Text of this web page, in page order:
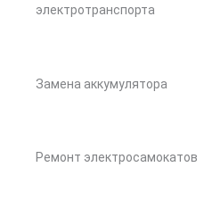
электротранспорта
Замена аккумулятора
Ремонт электросамокатов